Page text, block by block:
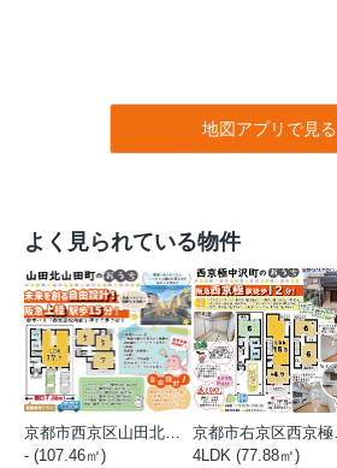
地図アプリで見る
よく見られている物件
- (107.46㎡)
4LDK (77.88㎡)